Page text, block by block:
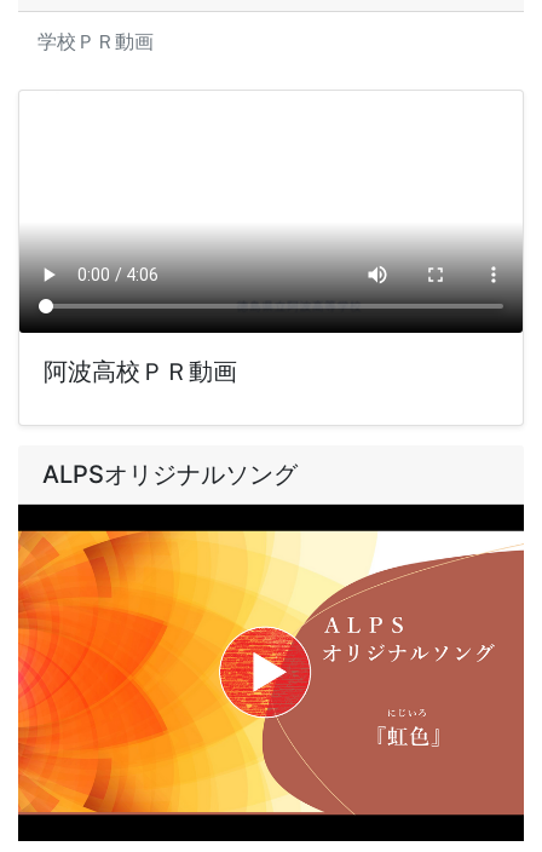
学校ＰＲ動画
阿波高校ＰＲ動画
ALPSオリジナルソング